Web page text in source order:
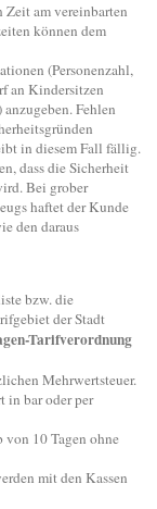
am vereinbarten
können dem
(Personenzahl,
an Kindersitzen
Fehlen
in diesem Fall fällig.
dass die Sicherheit
Bei grober
haftet der Kunde
den daraus
bzw. die
der Stadt
Tarifverordnung
Mehrwertsteuer.
in bar oder per
10 Tagen ohne
mit den Kassen